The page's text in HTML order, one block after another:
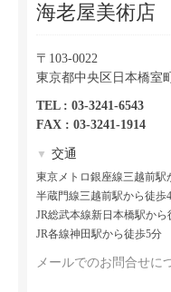
海老屋美術店
〒103-0022
東京都中央区日本橋室
TEL : 03-3241-6543
FAX : 03-3241-1914
▼ 交通
東京メトロ銀座線三越前駅
半蔵門線三越前駅から徒歩
JR総武本線新日本橋駅から
JR各線神田駅から徒歩5分
メールでのお問合せに